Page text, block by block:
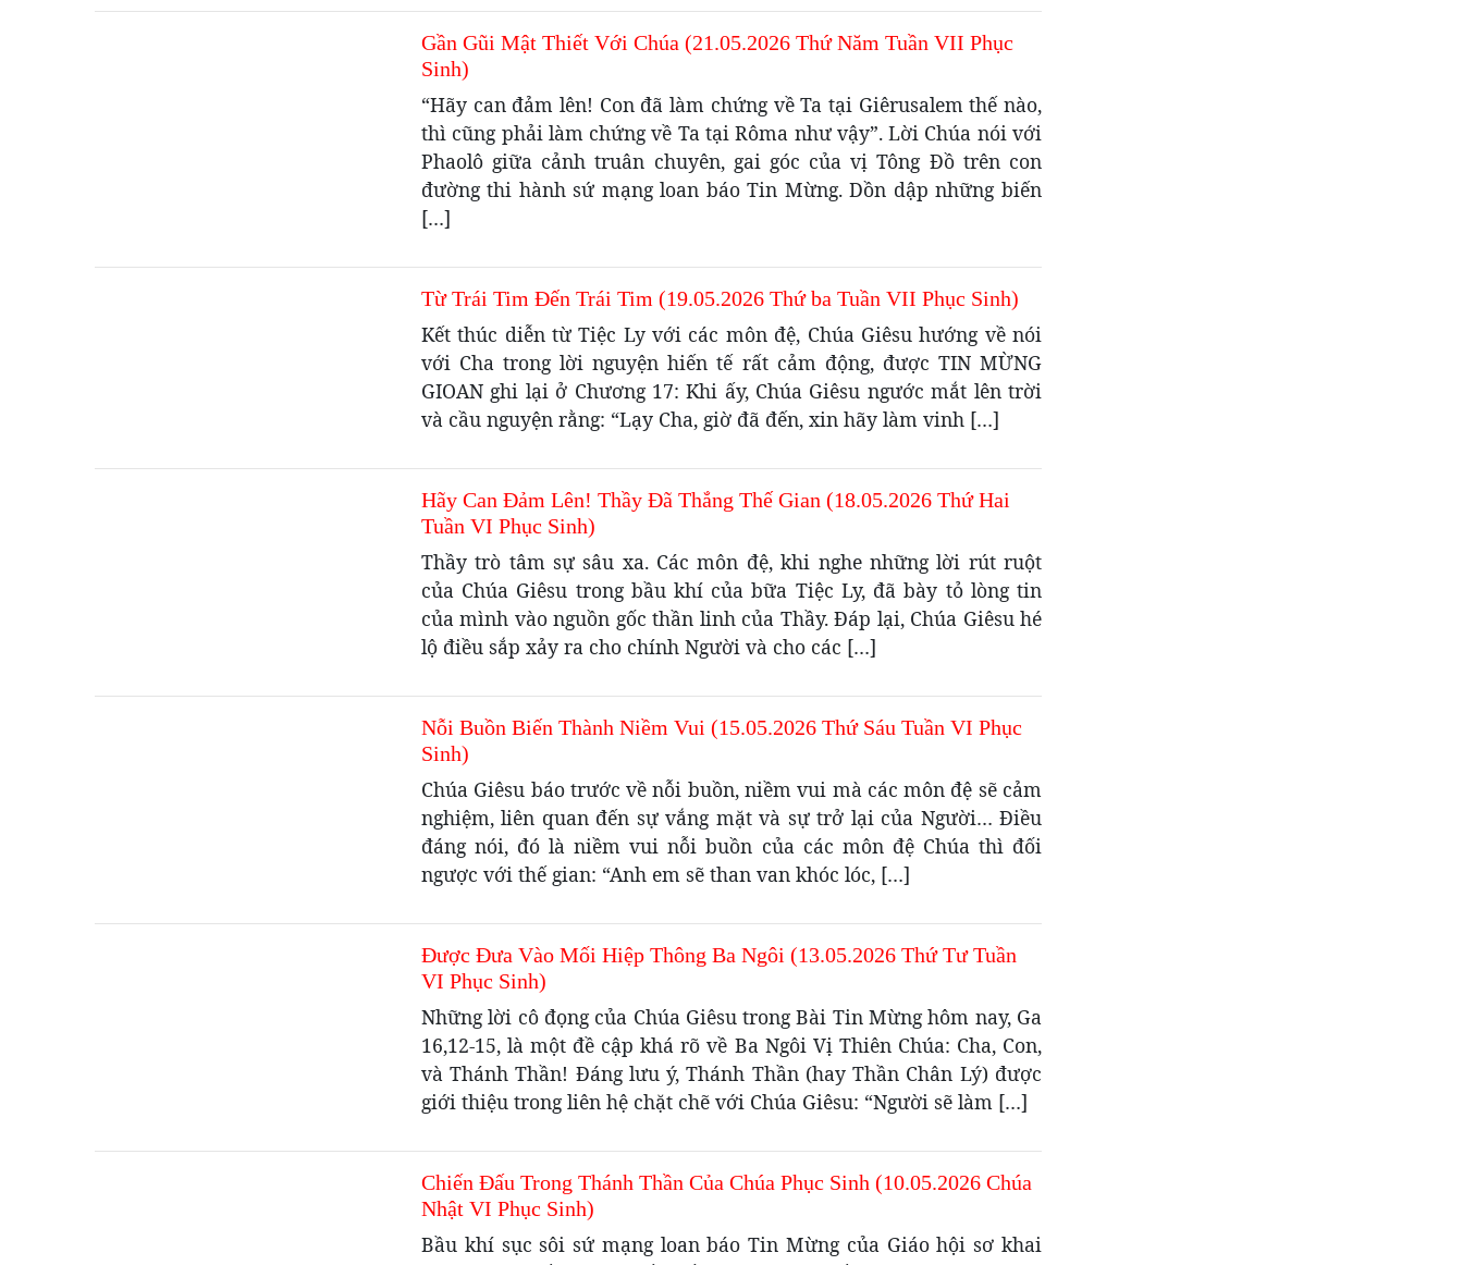
Gần Gũi Mật Thiết Với Chúa (21.05.2026 Thứ Năm Tuần VII Phục
Sinh)
“Hãy can đảm lên! Con đã làm chứng về Ta tại Giêrusalem thế nào,
thì cũng phải làm chứng về Ta tại Rôma như vậy”. Lời Chúa nói với
Phaolô giữa cảnh truân chuyên, gai góc của vị Tông Đồ trên con
đường thi hành sứ mạng loan báo Tin Mừng. Dồn dập những biến
[…]
Từ Trái Tim Đến Trái Tim (19.05.2026 Thứ ba Tuần VII Phục Sinh)
Kết thúc diễn từ Tiệc Ly với các môn đệ, Chúa Giêsu hướng về nói
với Cha trong lời nguyện hiến tế rất cảm động, được TIN MỪNG
GIOAN ghi lại ở Chương 17: Khi ấy, Chúa Giêsu ngước mắt lên trời
và cầu nguyện rằng: “Lạy Cha, giờ đã đến, xin hãy làm vinh […]
Hãy Can Đảm Lên! Thầy Đã Thắng Thế Gian (18.05.2026 Thứ Hai
Tuần VI Phục Sinh)
Thầy trò tâm sự sâu xa. Các môn đệ, khi nghe những lời rút ruột
của Chúa Giêsu trong bầu khí của bữa Tiệc Ly, đã bày tỏ lòng tin
của mình vào nguồn gốc thần linh của Thầy. Đáp lại, Chúa Giêsu hé
lộ điều sắp xảy ra cho chính Người và cho các […]
Nỗi Buồn Biến Thành Niềm Vui (15.05.2026 Thứ Sáu Tuần VI Phục
Sinh)
Chúa Giêsu báo trước về nỗi buồn, niềm vui mà các môn đệ sẽ cảm
nghiệm, liên quan đến sự vắng mặt và sự trở lại của Người… Điều
đáng nói, đó là niềm vui nỗi buồn của các môn đệ Chúa thì đối
ngược với thế gian: “Anh em sẽ than van khóc lóc, […]
Được Đưa Vào Mối Hiệp Thông Ba Ngôi (13.05.2026 Thứ Tư Tuần
VI Phục Sinh)
Những lời cô đọng của Chúa Giêsu trong Bài Tin Mừng hôm nay, Ga
16,12-15, là một đề cập khá rõ về Ba Ngôi Vị Thiên Chúa: Cha, Con,
và Thánh Thần! Đáng lưu ý, Thánh Thần (hay Thần Chân Lý) được
giới thiệu trong liên hệ chặt chẽ với Chúa Giêsu: “Người sẽ làm […]
Chiến Đấu Trong Thánh Thần Của Chúa Phục Sinh (10.05.2026 Chúa
Nhật VI Phục Sinh)
Bầu khí sục sôi sứ mạng loan báo Tin Mừng của Giáo hội sơ khai